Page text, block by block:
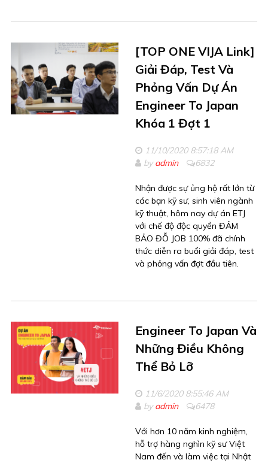
[TOP ONE VIJA Link]
Giải Đáp, Test Và
Phỏng Vấn Dự Án
Engineer To Japan
Khóa 1 Đợt 1
11/10/2020 8:57:18 AM
byadmin 6832
Nhận được sự ủng hộ rất lớn từ
các bạn kỹ sư, sinh viên ngành
kỹ thuật, hôm nay dự án ETJ
với chế độ độc quyền ĐẢM
BẢO ĐỖ JOB 100% đã chính
thức diễn ra buổi giải đáp, test
và phỏng vấn đợt đầu tiên.
Engineer To Japan Và
Những Điều Không
Thể Bỏ Lỡ
11/6/2020 8:55:46 AM
byadmin 6478
Với hơn 10 năm kinh nghiệm,
hỗ trợ hàng nghìn kỹ sư Việt
Nam đến và làm việc tại Nhật